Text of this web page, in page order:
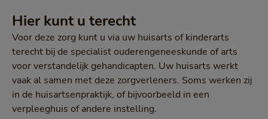
Hier kunt u terecht
Voor deze zorg kunt u via uw huisarts of kinderarts
terecht bij de specialist ouderengeneeskunde of arts
voor verstandelijk gehandicapten. Uw huisarts werkt
vaak al samen met deze zorgverleners. Soms werken zij
in de huisartsenpraktijk, of bijvoorbeeld in een
verpleeghuis of andere instelling.